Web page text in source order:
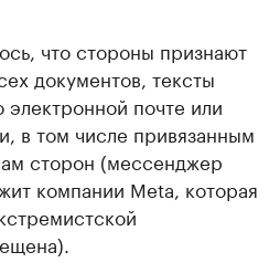
что стороны признают
документов, тексты
почте или
в том числе привязанным
сторон (мессенджер
компании Metа, которая